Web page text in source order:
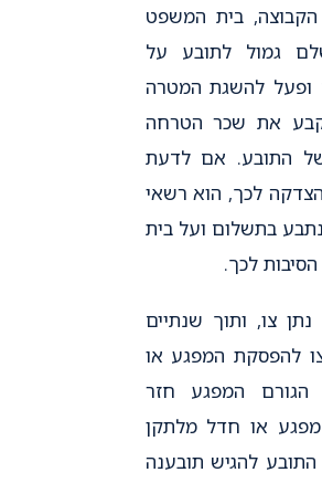
בית המשפט
גמול לתובע על
ופעל להשגת המטרה
את שכר הטרחה
התובע. אם לדעת
לכך, הוא רשאי
בתשלום ועל בית
לכך.
צו, ותוך שנתיים
להפסקת המפגע או
הגורם המפגע חזר
או חדל מלתקן
להגיש תובענה